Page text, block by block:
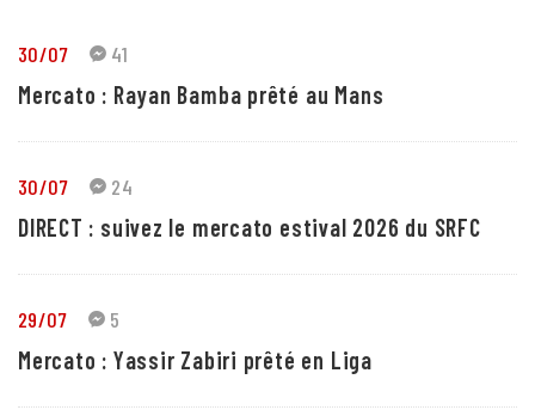
30/07 41
Mercato : Rayan Bamba prêté au Mans
30/07 24
DIRECT : suivez le mercato estival 2026 du SRFC
29/07 5
Mercato : Yassir Zabiri prêté en Liga